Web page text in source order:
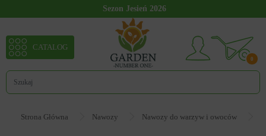
Sezon Jesień 2026
0
CATALOG
Strona Główna Nawozy Nawozy do warzyw i owoców